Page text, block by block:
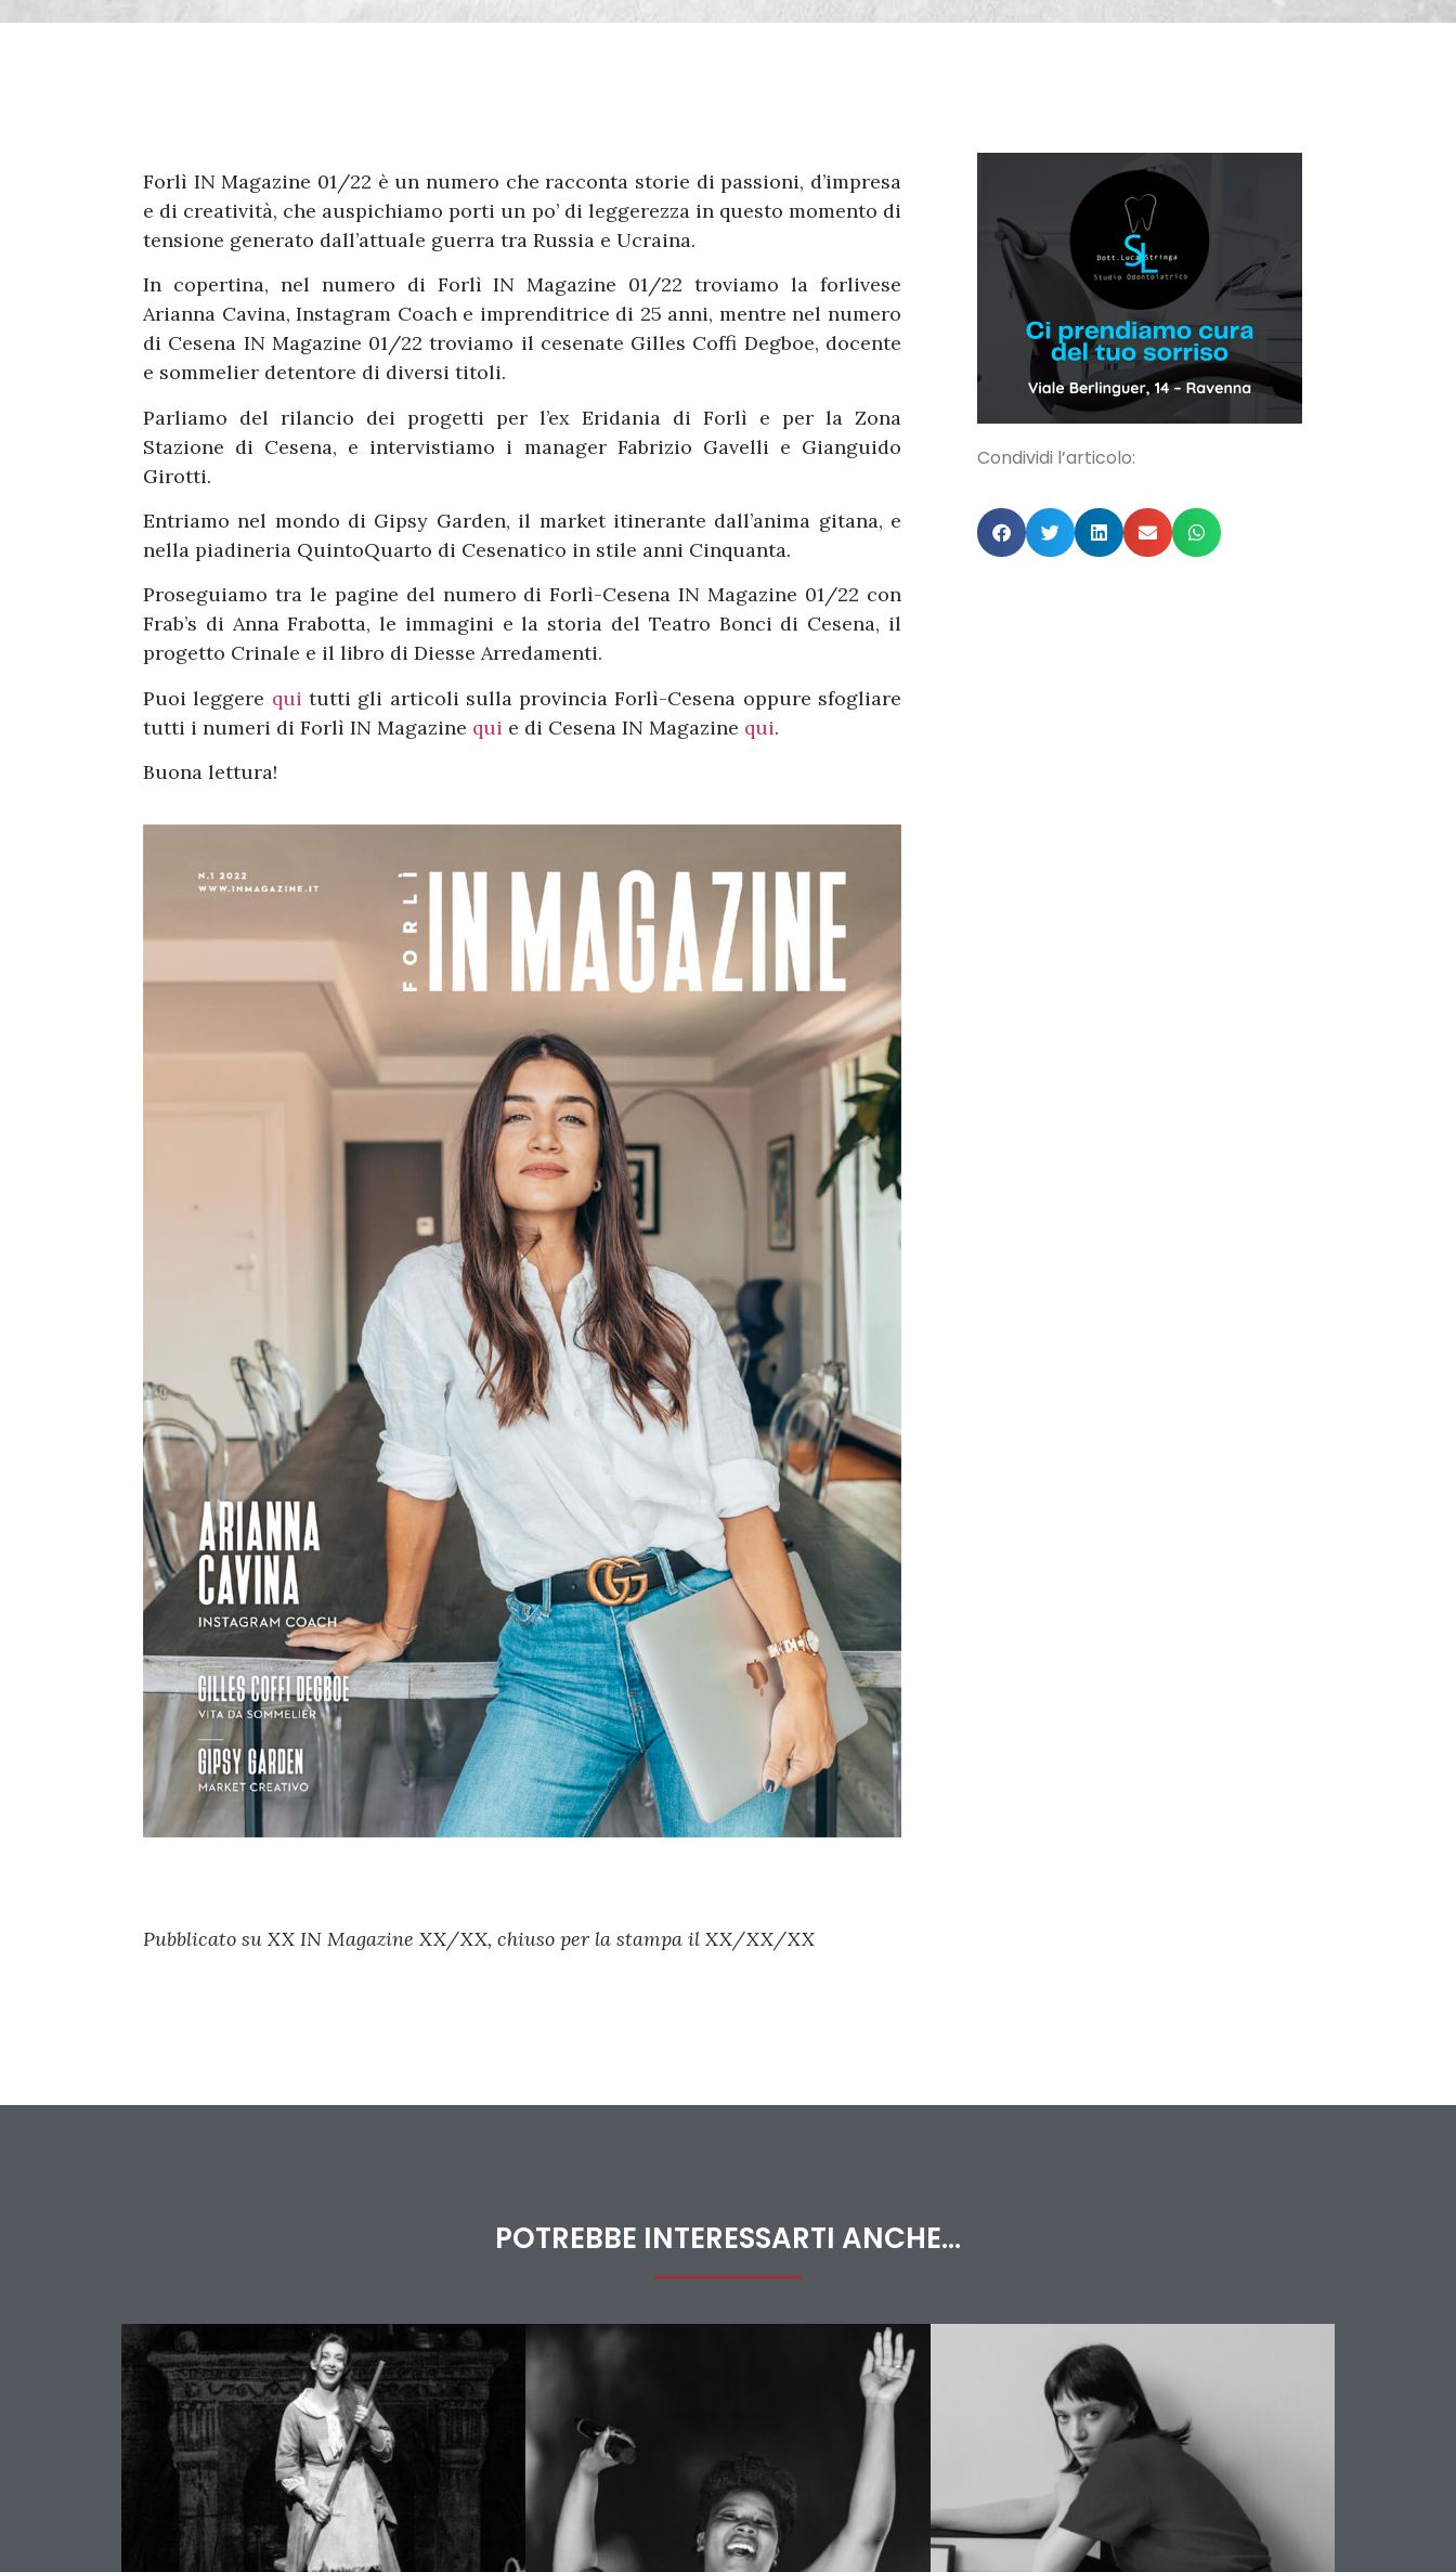
Forlì IN Magazine 01/22 è un numero che racconta storie di passioni, d’impresa
e di creatività, che auspichiamo porti un po’ di leggerezza in questo momento di
tensione generato dall’attuale guerra tra Russia e Ucraina.
In copertina, nel numero di Forlì IN Magazine 01/22 troviamo la forlivese
Arianna Cavina, Instagram Coach e imprenditrice di 25 anni, mentre nel numero
di Cesena IN Magazine 01/22 troviamo il cesenate Gilles Coffi Degboe, docente
e sommelier detentore di diversi titoli.
Parliamo del rilancio dei progetti per l’ex Eridania di Forlì e per la Zona
Stazione di Cesena, e intervistiamo i manager Fabrizio Gavelli e Gianguido
Girotti.
Entriamo nel mondo di Gipsy Garden, il market itinerante dall’anima gitana, e
nella piadineria QuintoQuarto di Cesenatico in stile anni Cinquanta.
Proseguiamo tra le pagine del numero di Forlì-Cesena IN Magazine 01/22 con
Frab’s di Anna Frabotta, le immagini e la storia del Teatro Bonci di Cesena, il
progetto Crinale e il libro di Diesse Arredamenti.
Puoi leggere qui tutti gli articoli sulla provincia Forlì-Cesena oppure sfogliare
tutti i numeri di Forlì IN Magazine qui e di Cesena IN Magazine qui.
Buona lettura!
Pubblicato su XX IN Magazine XX/XX, chiuso per la stampa il XX/XX/XX
Condividi l’articolo:
POTREBBE INTERESSARTI ANCHE...